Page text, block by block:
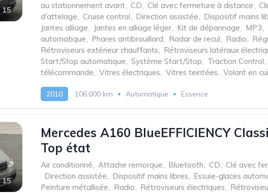
15
au stationnement avant, CD, Clé avec fermeture à distance,
d'attelage, Cruise control, Direction assistée, Dispositif mains
Jantes alliage, Jantes en alliage léger, Kit de dépannage, MP3,
automatique, Phares antibrouillard, Radar de recul, Radio,
Rétroviseurs extérieur chauffants, Rétroviseurs latéraux
Start/Stop automatique, Système Start/Stop, Traction Control,
télécommande, Vitres électriques, Vitres teintées, Volant en
2010 106.000 km Automatique Essence
15
Mercedes A160 BlueEFFICIENCY
Top état
Air conditionné, Attache remorque, Bluetooth, CD, Clé avec
Direction assistée, Dispositif mains libres, Essuie-glaces
Peinture métallisée, Radio, Rétroviseurs électriques,